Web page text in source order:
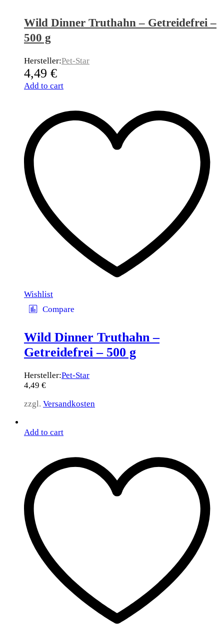
Wild Dinner Truthahn – Getreidefrei –
500 g
Hersteller:Pet-Star
4,49 €
Add to cart
Wishlist
Compare
Wild Dinner Truthahn –
Getreidefrei – 500 g
Hersteller:Pet-Star
4,49 €
zzgl. Versandkosten
Add to cart